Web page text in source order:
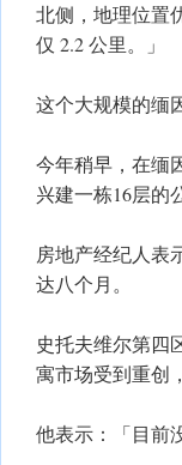
北侧，地理位置
仅 2.2 公里。」
这个大规模的缅
今年稍早，在缅
兴建一栋16层的
房地产经纪人表
达八个月。
史托夫维尔第四
寓市场受到重创
他表示：「目前